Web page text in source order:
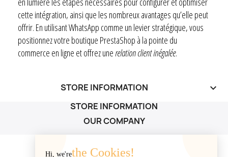
cette intégration, ainsi que les nombreux avantages qu’elle peut
offrir. En utilisant WhatsApp comme un levier stratégique, vous
positionnez votre boutique PrestaShop à la pointe du
commerce en ligne et offrez une relation client inégalée.
STORE INFORMATION keyboard_arrow_down
STORE INFORMATION
OUR COMPANY
OUR COMPANY
Hi, we'rethe Cookies!